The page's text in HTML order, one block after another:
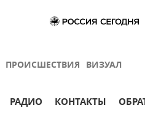
ПРОИСШЕСТВИЯ ВИЗУАЛ
РАДИО КОНТАКТЫ